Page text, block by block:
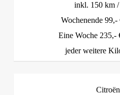
inkl. 150 km
Wochenende
Eine Woche 235,-
jeder weitere